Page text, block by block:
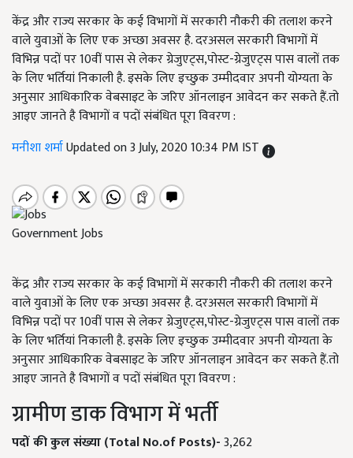
केंद्र और राज्य सरकार के कई विभागों में सरकारी नौकरी की तलाश करने
वाले युवाओं के लिए एक अच्छा अवसर है. दरअसल सरकारी विभागों में
विभिन्न पदों पर 10वीं पास से लेकर ग्रेजुएट्स,पोस्ट-ग्रेजुएट्स पास वालों तक
के लिए भर्तियां निकाली है. इसके लिए इच्छुक उम्मीदवार अपनी योग्यता के
अनुसार आधिकारिक वेबसाइट के जरिए ऑनलाइन आवेदन कर सकते हैं.तो
आइए जानते है विभागों व पदों संबंधित पूरा विवरण :
मनीशा शर्माUpdated on 3 July, 2020 10:34 PM IST
Government Jobs
केंद्र और राज्य सरकार के कई विभागों में सरकारी नौकरी की तलाश करने
वाले युवाओं के लिए एक अच्छा अवसर है. दरअसल सरकारी विभागों में
विभिन्न पदों पर 10वीं पास से लेकर ग्रेजुएट्स,पोस्ट-ग्रेजुएट्स पास वालों तक
के लिए भर्तियां निकाली है. इसके लिए इच्छुक उम्मीदवार अपनी योग्यता के
अनुसार आधिकारिक वेबसाइट के जरिए ऑनलाइन आवेदन कर सकते हैं.तो
आइए जानते है विभागों व पदों संबंधित पूरा विवरण :
ग्रामीण डाक विभाग में भर्ती
पदोंकीकुलसंख्या(Total No.of Posts)-3,262